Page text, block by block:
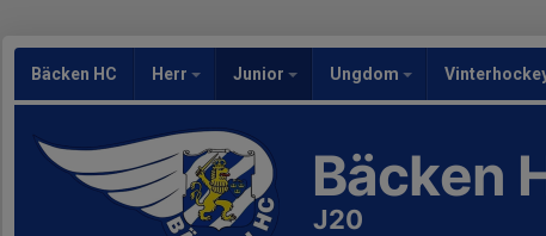
Bäcken HC Herr Junior Ungdom
Bäcken
J20